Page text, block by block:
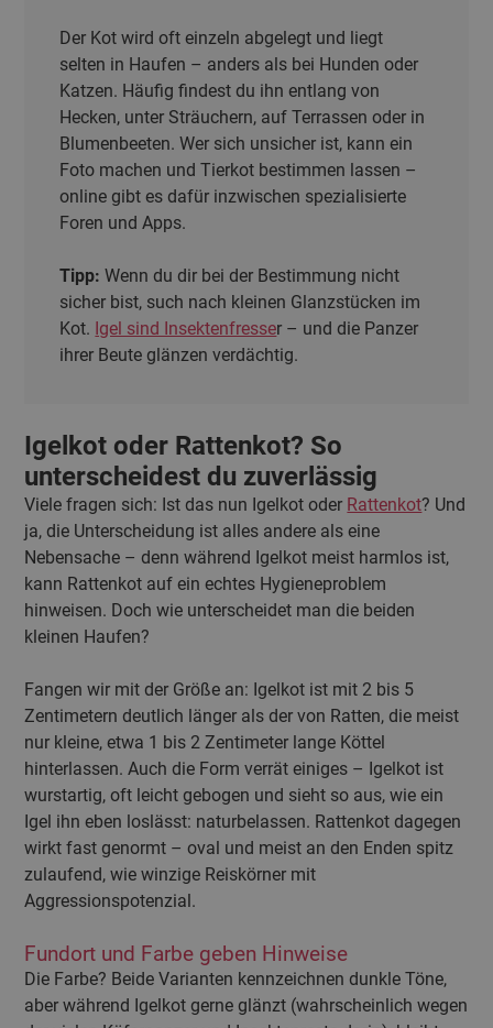
Der Kot wird oft einzeln abgelegt und liegt
selten in Haufen – anders als bei Hunden oder
Katzen. Häufig findest du ihn entlang von
Hecken, unter Sträuchern, auf Terrassen oder in
Blumenbeeten. Wer sich unsicher ist, kann ein
Foto machen und Tierkot bestimmen lassen –
online gibt es dafür inzwischen spezialisierte
Foren und Apps.
Tipp: Wenn du dir bei der Bestimmung nicht
sicher bist, such nach kleinen Glanzstücken im
Kot. Igel sind Insektenfresser – und die Panzer
ihrer Beute glänzen verdächtig.
Igelkot oder Rattenkot? So
unterscheidest du zuverlässig
Viele fragen sich: Ist das nun Igelkot oder Rattenkot? Und
ja, die Unterscheidung ist alles andere als eine
Nebensache – denn während Igelkot meist harmlos ist,
kann Rattenkot auf ein echtes Hygieneproblem
hinweisen. Doch wie unterscheidet man die beiden
kleinen Haufen?
Fangen wir mit der Größe an: Igelkot ist mit 2 bis 5
Zentimetern deutlich länger als der von Ratten, die meist
nur kleine, etwa 1 bis 2 Zentimeter lange Köttel
hinterlassen. Auch die Form verrät einiges – Igelkot ist
wurstartig, oft leicht gebogen und sieht so aus, wie ein
Igel ihn eben loslässt: naturbelassen. Rattenkot dagegen
wirkt fast genormt – oval und meist an den Enden spitz
zulaufend, wie winzige Reiskörner mit
Aggressionspotenzial.
Fundort und Farbe geben Hinweise
Die Farbe? Beide Varianten kennzeichnen dunkle Töne,
aber während Igelkot gerne glänzt (wahrscheinlich wegen